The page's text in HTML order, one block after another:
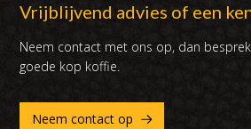
Vrijblijvend advies of een
Neem contact met ons op, dan
goede kop koffie.
Neem contact op